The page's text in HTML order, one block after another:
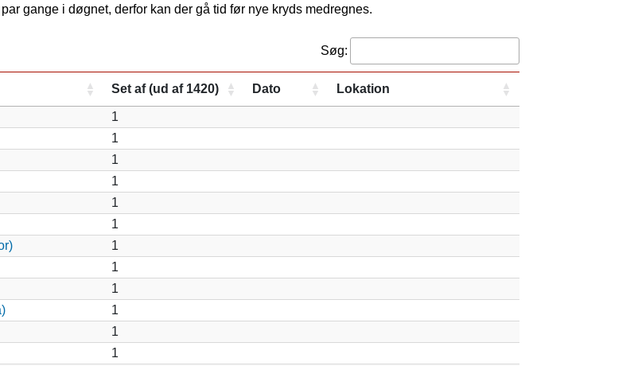
gange i døgnet, derfor kan der gå tid før nye kryds medregnes.
Søg:
Set af (ud af 1420) Dato Lokation
1
1
1
1
1
1
1
1
1
1
1
1